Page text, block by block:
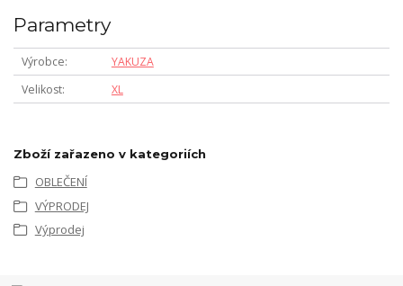
Parametry
Výrobce
YAKUZA
Velikost
XL
Zboží zařazeno v kategoriích
OBLEČENÍ
VÝPRODEJ
Výprodej